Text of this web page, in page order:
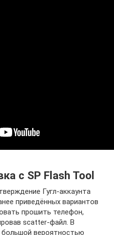
с SP Flash Tool
Гугл-аккаунта
приведённых вариантов
прошить телефон,
scatter-файл. В
большой вероятностью